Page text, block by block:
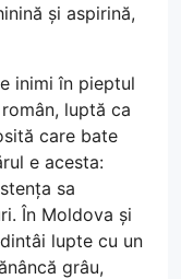
și aspirină,
inimi în pieptul
luptă ca
care bate
e acesta:
sa
În Moldova și
lupte cu un
grâu,